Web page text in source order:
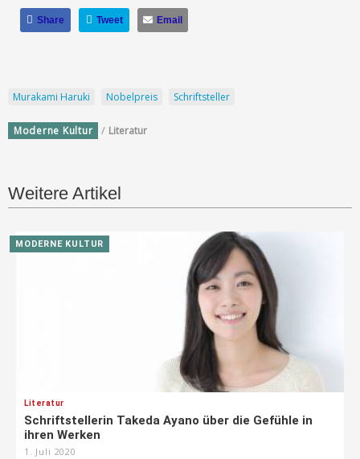
Share Tweet Email
Murakami Haruki Nobelpreis Schriftsteller
Moderne Kultur / Literatur
Weitere Artikel
MODERNE KULTUR
Literatur
Schriftstellerin Takeda Ayano über die Gefühle in
ihren Werken
1. Juli 2020